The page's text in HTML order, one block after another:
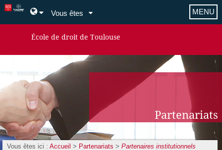
Vous êtes
École de droit de Toulouse
MENU
Partenariats
Vous êtes ici :Accueil > Partenariats >Partenaires institutionnels